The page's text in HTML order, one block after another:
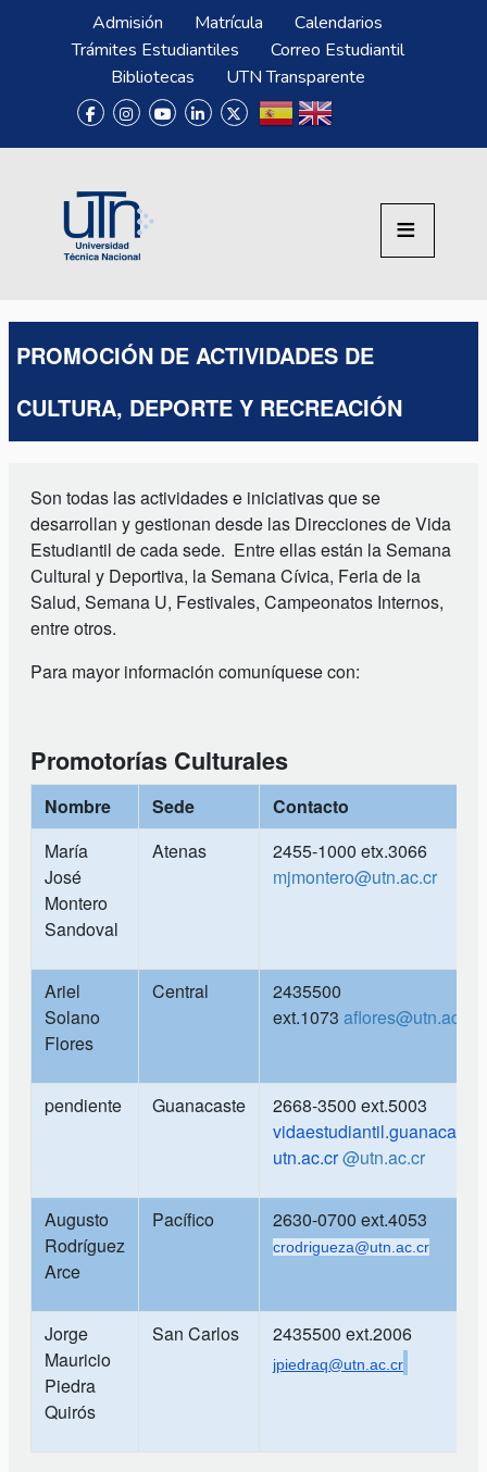
Pasar al contenido principal
Menú SuperiorAdmisión Matrícula
Calendarios
Trámites Estudiantiles
Correo Estudiantil
Bibliotecas
UTN Transparente
PROMOCIÓN DE ACTIVIDADES DE
CULTURA, DEPORTE Y RECREACIÓN
Son todas las actividades e iniciativas que se
desarrollan y gestionan desde las Direcciones de Vida
Estudiantil de cada sede. Entre ellas están la Semana
Cultural y Deportiva, la Semana Cívica, Feria de la
Salud, Semana U, Festivales, Campeonatos Internos,
entre otros.
Para mayor información comuníquese con:
Promotorías Culturales
Nombre Sede
Contacto
María
José
Montero
Sandoval
Atenas
2455-1000 etx.3066
mjmontero@utn.ac.cr
Ariel
Solano
Flores
Central
2435500
ext.1073 aflores@utn.ac.cr
pendiente Guanacaste
2668-3500 ext.5003
utn.ac.cr@utn.ac.cr
Augusto
Rodríguez
Arce
Pacífico 2630-0700 ext.4053
crodrigueza@utn.ac.cr
Jorge
Mauricio
Piedra
Quirós
San Carlos 2435500 ext.2006
jpiedraq@utn.ac.cr